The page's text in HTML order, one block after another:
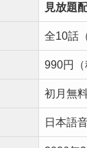
見放題
全10話
990円（
初月無
日本語